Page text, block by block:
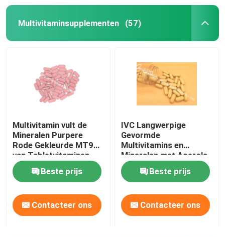
Multivitaminsupplementen (57)
Multivitamin vult de
Mineralen Purpere
Rode Gekleurde MT9G
van Tabletvitaminen
aan
Beste prijs
Contacteer ons
IVC Langwerpige
Gevormde
Multivitamins en
Mineralen met Acerola-
Tabletten MT92
Beste prijs
Contacteer ons